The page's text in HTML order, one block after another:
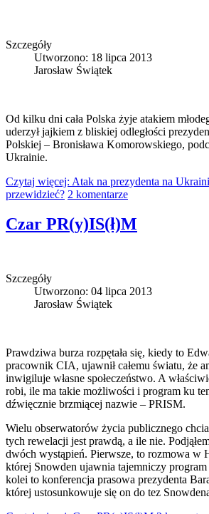
Szczegóły
Utworzono: 18 lipca 2013
Jarosław Świątek
Od kilku dni cała Polska żyje atakiem
uderzył jajkiem z bliskiej odległości
Polskiej – Bronisława Komorowskiego,
Ukrainie.
Czytaj więcej: Atak na prezydenta na
przewidzieć? 2 komentarze
Czar PR(y)IS(ł)M
Szczegóły
Utworzono: 04 lipca 2013
Jarosław Świątek
Prawdziwa burza rozpętała się, kiedy to
pracownik CIA, ujawnił całemu światu, że
inwigiluje własne społeczeństwo. A
robi, ile ma takie możliwości i program ku
dźwięcznie brzmiącej nazwie – PRISM.
Wielu obserwatorów życia publicznego
tych rewelacji jest prawdą, a ile nie.
dwóch wystąpień. Pierwsze, to rozmowa w
której Snowden ujawnia tajemniczy
kolei to konferencja prasowa prezydenta
której ustosunkowuje się on do tez